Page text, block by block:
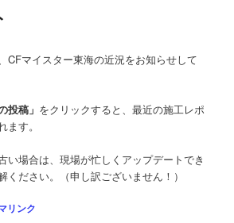
CFマイスター東海の近況をお知らせして
投稿」 をクリックすると、最近の施工レポ
す。
い場合は、現場が忙しくアップデートでき
ください。（申し訳ございません！）
リンク